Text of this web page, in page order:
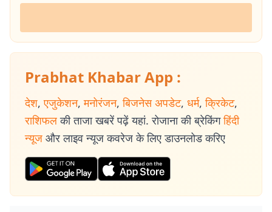
Prabhat Khabar App :
देश, एजुकेशन, मनोरंजन, बिजनेस अपडेट, धर्म, क्रिकेट,
राशिफल की ताजा खबरें पढ़ें यहां. रोजाना की ब्रेकिंग हिंदी
न्यूज और लाइव न्यूज कवरेज के लिए डाउनलोड करिए